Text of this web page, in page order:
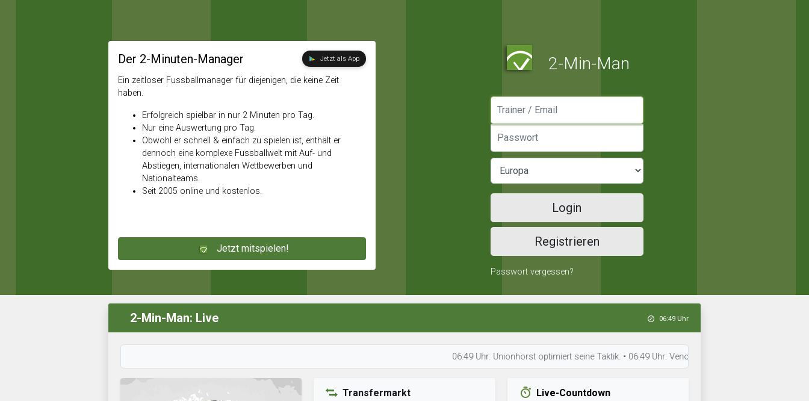
Der 2-Minuten-Manager Jetzt als App
Ein zeitloser Fussballmanager für diejenigen, die keine Zeit
haben.
Erfolgreich spielbar in nur 2 Minuten pro Tag.
Nur eine Auswertung pro Tag.
Obwohl er schnell & einfach zu spielen ist, enthält er
dennoch eine komplexe Fussballwelt mit Auf- und
Abstiegen, internationalen Wettbewerben und
Nationalteams.
Seit 2005 online und kostenlos.
Jetzt mitspielen!
2-Min-Man
Login
Registrieren
Passwort vergessen?
2-Min-Man: Live 06:49 Uhr
06:49 Uhr: Unionhorst optimiert seine Taktik. • 06:49 Uhr: Venom Wölfe ist in Topform. • 06:49 Uhr:
Transfermarkt Live-Countdown